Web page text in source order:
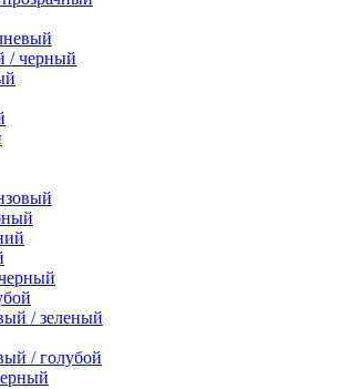
/ черный
/ зеленый
/ голубой